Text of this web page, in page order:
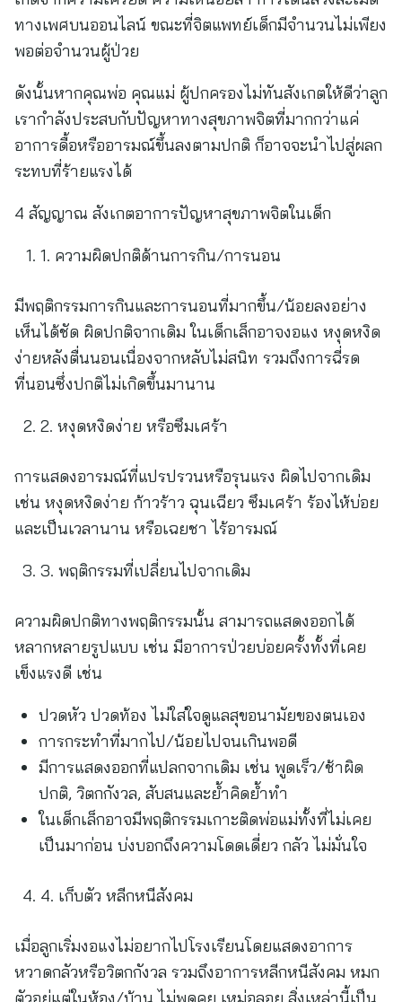
ทางเพศบนออนไลน์ ขณะที่จิตแพทย์เด็กมีจำนวนไม่เพียง
พอต่อจำนวนผู้ป่วย
ดังนั้นหากคุณพ่อ คุณแม่ ผู้ปกครองไม่ทันสังเกตให้ดีว่าลูก
เรากำลังประสบกับปัญหาทางสุขภาพจิตที่มากกว่าแค่
อาการดื้อหรืออารมณ์ขึ้นลงตามปกติ ก็อาจจะนำไปสู่ผลก
ระทบที่ร้ายแรงได้
4 สัญญาณ สังเกตอาการปัญหาสุขภาพจิตในเด็ก
1. ความผิดปกติด้านการกิน/การนอน
มีพฤติกรรมการกินและการนอนที่มากขึ้น/น้อยลงอย่าง
เห็นได้ชัด ผิดปกติจากเดิม ในเด็กเล็กอาจงอแง หงุดหงิด
ง่ายหลังตื่นนอนเนื่องจากหลับไม่สนิท รวมถึงการฉี่รด
ที่นอนซึ่งปกติไม่เกิดขึ้นมานาน
2. หงุดหงิดง่าย หรือซึมเศร้า
การแสดงอารมณ์ที่แปรปรวนหรือรุนแรง ผิดไปจากเดิม
เช่น หงุดหงิดง่าย ก้าวร้าว ฉุนเฉียว ซึมเศร้า ร้องไห้บ่อย
และเป็นเวลานาน หรือเฉยชา ไร้อารมณ์
3. พฤติกรรมที่เปลี่ยนไปจากเดิม
ความผิดปกติทางพฤติกรรมนั้น สามารถแสดงออกได้
หลากหลายรูปแบบ เช่น มีอาการป่วยบ่อยครั้งทั้งที่เคย
เข็งแรงดี เช่น
ปวดหัว ปวดท้อง ไม่ใส่ใจดูแลสุขอนามัยของตนเอง
การกระทำที่มากไป/น้อยไปจนเกินพอดี
มีการแสดงออกที่แปลกจากเดิม เช่น พูดเร็ว/ช้าผิด
ปกติ, วิตกกังวล, สับสนและย้ำคิดย้ำทำ
ในเด็กเล็กอาจมีพฤติกรรมเกาะติดพ่อแม่ทั้งที่ไม่เคย
เป็นมาก่อน บ่งบอกถึงความโดดเดี่ยว กลัว ไม่มั่นใจ
4. เก็บตัว หลีกหนีสังคม
เมื่อลูกเริ่มงอแงไม่อยากไปโรงเรียนโดยแสดงอาการ
หวาดกลัวหรือวิตกกังวล รวมถึงอาการหลีกหนีสังคม หมก